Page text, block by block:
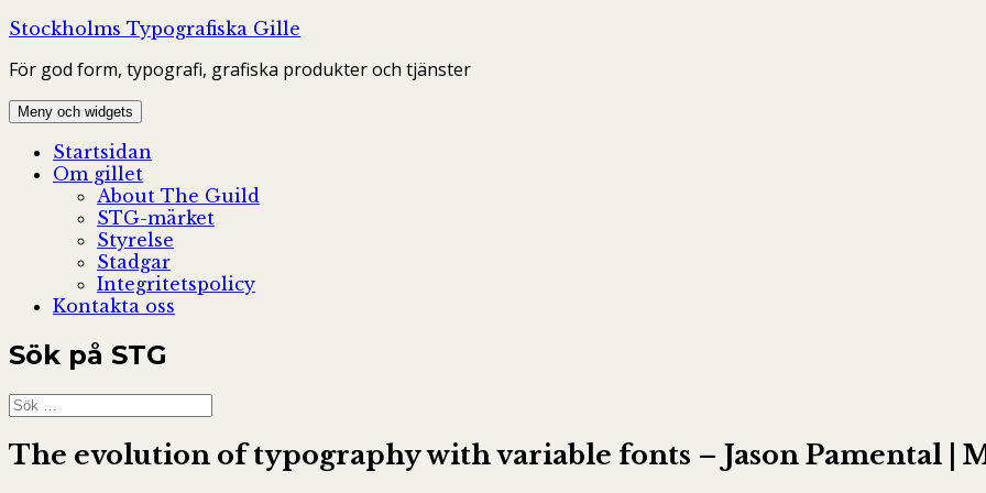
Hoppa
innehåll
Stockholms Typografiska Gille
För god form, typografi, grafiska produkter och tjänster
Meny och widgets
Startsidan
Om gillet
About The Guild
STG-märket
Styrelse
Stadgar
Integritetspolicy
Kontakta oss
Sök på STG
Sök
efter:
The evolution of typography with variable fonts – Jason Pamental |